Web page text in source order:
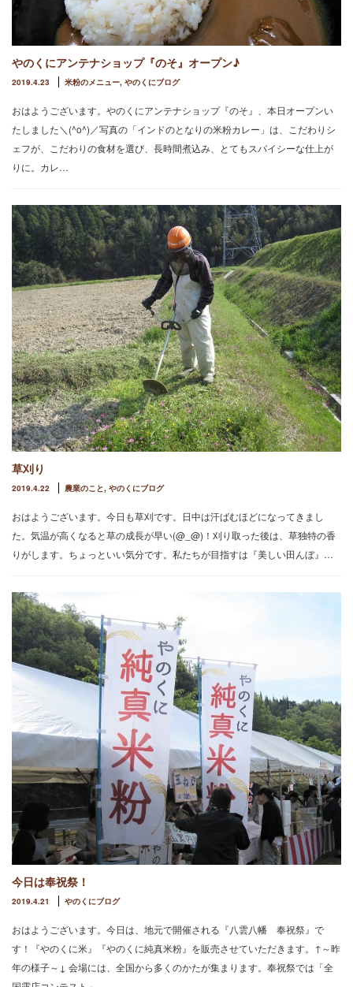
やのくにアンテナショップ『のそ』オープン♪
2019.4.23 米粉のメニュー, やのくにブログ
おはようございます。やのくにアンテナショップ『のそ』、本日オープンい
たしました＼(^o^)／写真の「インドのとなりの米粉カレー」は、こだわりシ
ェフが、こだわりの食材を選び、長時間煮込み、とてもスパイシーな仕上が
りに。カレ…
草刈り
2019.4.22 農業のこと, やのくにブログ
おはようございます。今日も草刈です。日中は汗ばむほどになってきまし
た。気温が高くなると草の成長が早い(@_@)！刈り取った後は、草独特の香
りがします。ちょっといい気分です。私たちが目指すは『美しい田んぼ』…
今日は奉祝祭！
2019.4.21 やのくにブログ
おはようございます。今日は、地元で開催される『八雲八幡 奉祝祭』で
す！『やのくに米』『やのくに純真米粉』を販売させていただきます。↑～昨
年の様子～↓ 会場には、全国から多くのかたが集まります。奉祝祭では「全